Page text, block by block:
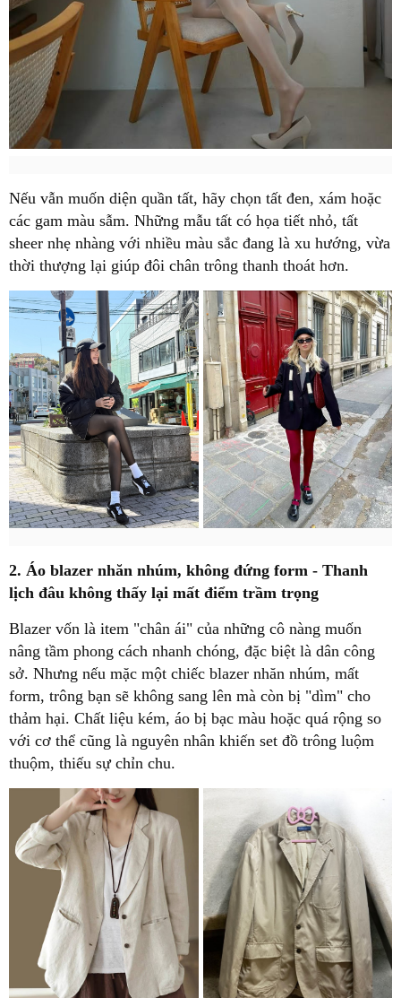
Nếu vẫn muốn diện quần tất, hãy chọn tất đen, xám hoặc
các gam màu sẫm. Những mẫu tất có họa tiết nhỏ, tất
sheer nhẹ nhàng với nhiều màu sắc đang là xu hướng, vừa
thời thượng lại giúp đôi chân trông thanh thoát hơn.
2. Áo blazer nhăn nhúm, không đứng form - Thanh
lịch đâu không thấy lại mất điểm trầm trọng
Blazer vốn là item "chân ái" của những cô nàng muốn
nâng tầm phong cách nhanh chóng, đặc biệt là dân công
sở. Nhưng nếu mặc một chiếc blazer nhăn nhúm, mất
form, trông bạn sẽ không sang lên mà còn bị "dìm" cho
thảm hại. Chất liệu kém, áo bị bạc màu hoặc quá rộng so
với cơ thể cũng là nguyên nhân khiến set đồ trông luộm
thuộm, thiếu sự chỉn chu.